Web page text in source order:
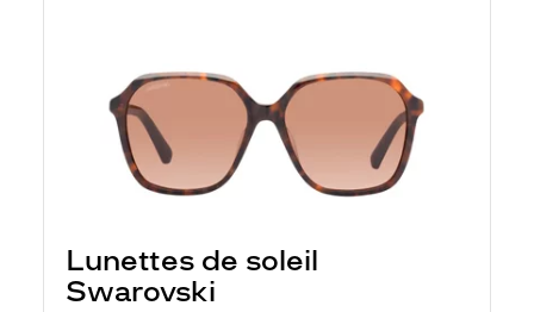
Lunettes de soleil
Swarovski